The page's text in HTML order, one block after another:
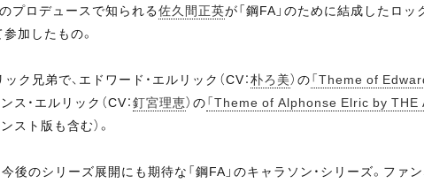
プロデュースで知られる佐久間正英が「鋼FA」のために結成したロッ
加したもの。
兄弟で、エドワード・エルリック（CV：朴ろ美）の「Theme of
ス・エルリック（CV：釘宮理恵）の「Theme of Alphonse Elric by THE
スト版も含む）。
のシリーズ展開にも期待な「鋼FA」のキャラソン・シリーズ。ファン